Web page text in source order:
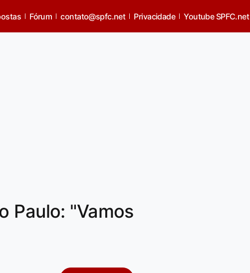
Fórum contato@spfc.net Privacidade Youtube SPFC.net
Paulo: "Vamos